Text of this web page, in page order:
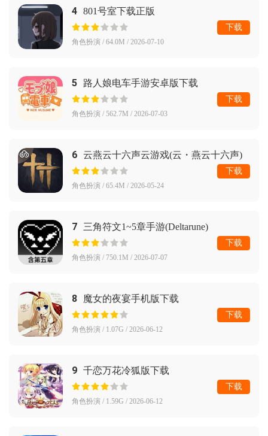
4 801号室下载正版
角色扮演 / 64.0M / 2026-07-10
下载
5 路人娘电车手游安卓版下载
角色扮演 / 562.7M / 2026-07-03
下载
6 云燕云十六声云游戏(云・燕云十六声)
角色扮演 / 65.4M / 2026-05-24
下载
7 三角符文1~5章手游(Deltarune)
角色扮演 / 750.1M / 2026-07-07
下载
8 魔女的夜宴手机版下载
角色扮演 / 1.07G / 2026-06-12
下载
9 千恋万花冷狐版下载
角色扮演 / 1.59G / 2026-06-12
下载